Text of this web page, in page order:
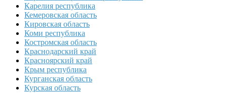
Карелия республика
Кемеровская область
Кировская область
Коми республика
Костромская область
Краснодарский край
Красноярский край
Крым республика
Курганская область
Курская область